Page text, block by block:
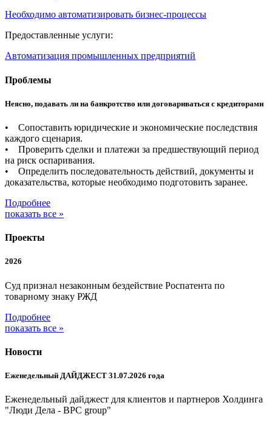
Необходимо автоматизировать бизнес-процессы
Предоставленные услуги:
Автоматизация промышленных предприятий
Проблемы
Неясно, подавать ли на банкротство или договариваться с кредиторами
• Сопоставить юридические и экономические последствия
каждого сценария.
• Проверить сделки и платежи за предшествующий период
на риск оспаривания.
• Определить последовательность действий, документы и
доказательства, которые необходимо подготовить заранее.
Подробнее
показать все »
Проекты
2026
Суд признал незаконным бездействие Роспатента по
товарному знаку РЖД
Подробнее
показать все »
Новости
Еженедельный ДАЙДЖЕСТ 31.07.2026 года
Еженедельный дайджест для клиентов и партнеров Холдинга
"Люди Дела - BPC group"